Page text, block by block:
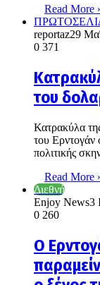
Read More
reportaz29
0 371
του
Κατρακύλα
του Ερντογάν
πολιτικής
Read More
Διεθνή
Enjoy News3
0 260
Ο